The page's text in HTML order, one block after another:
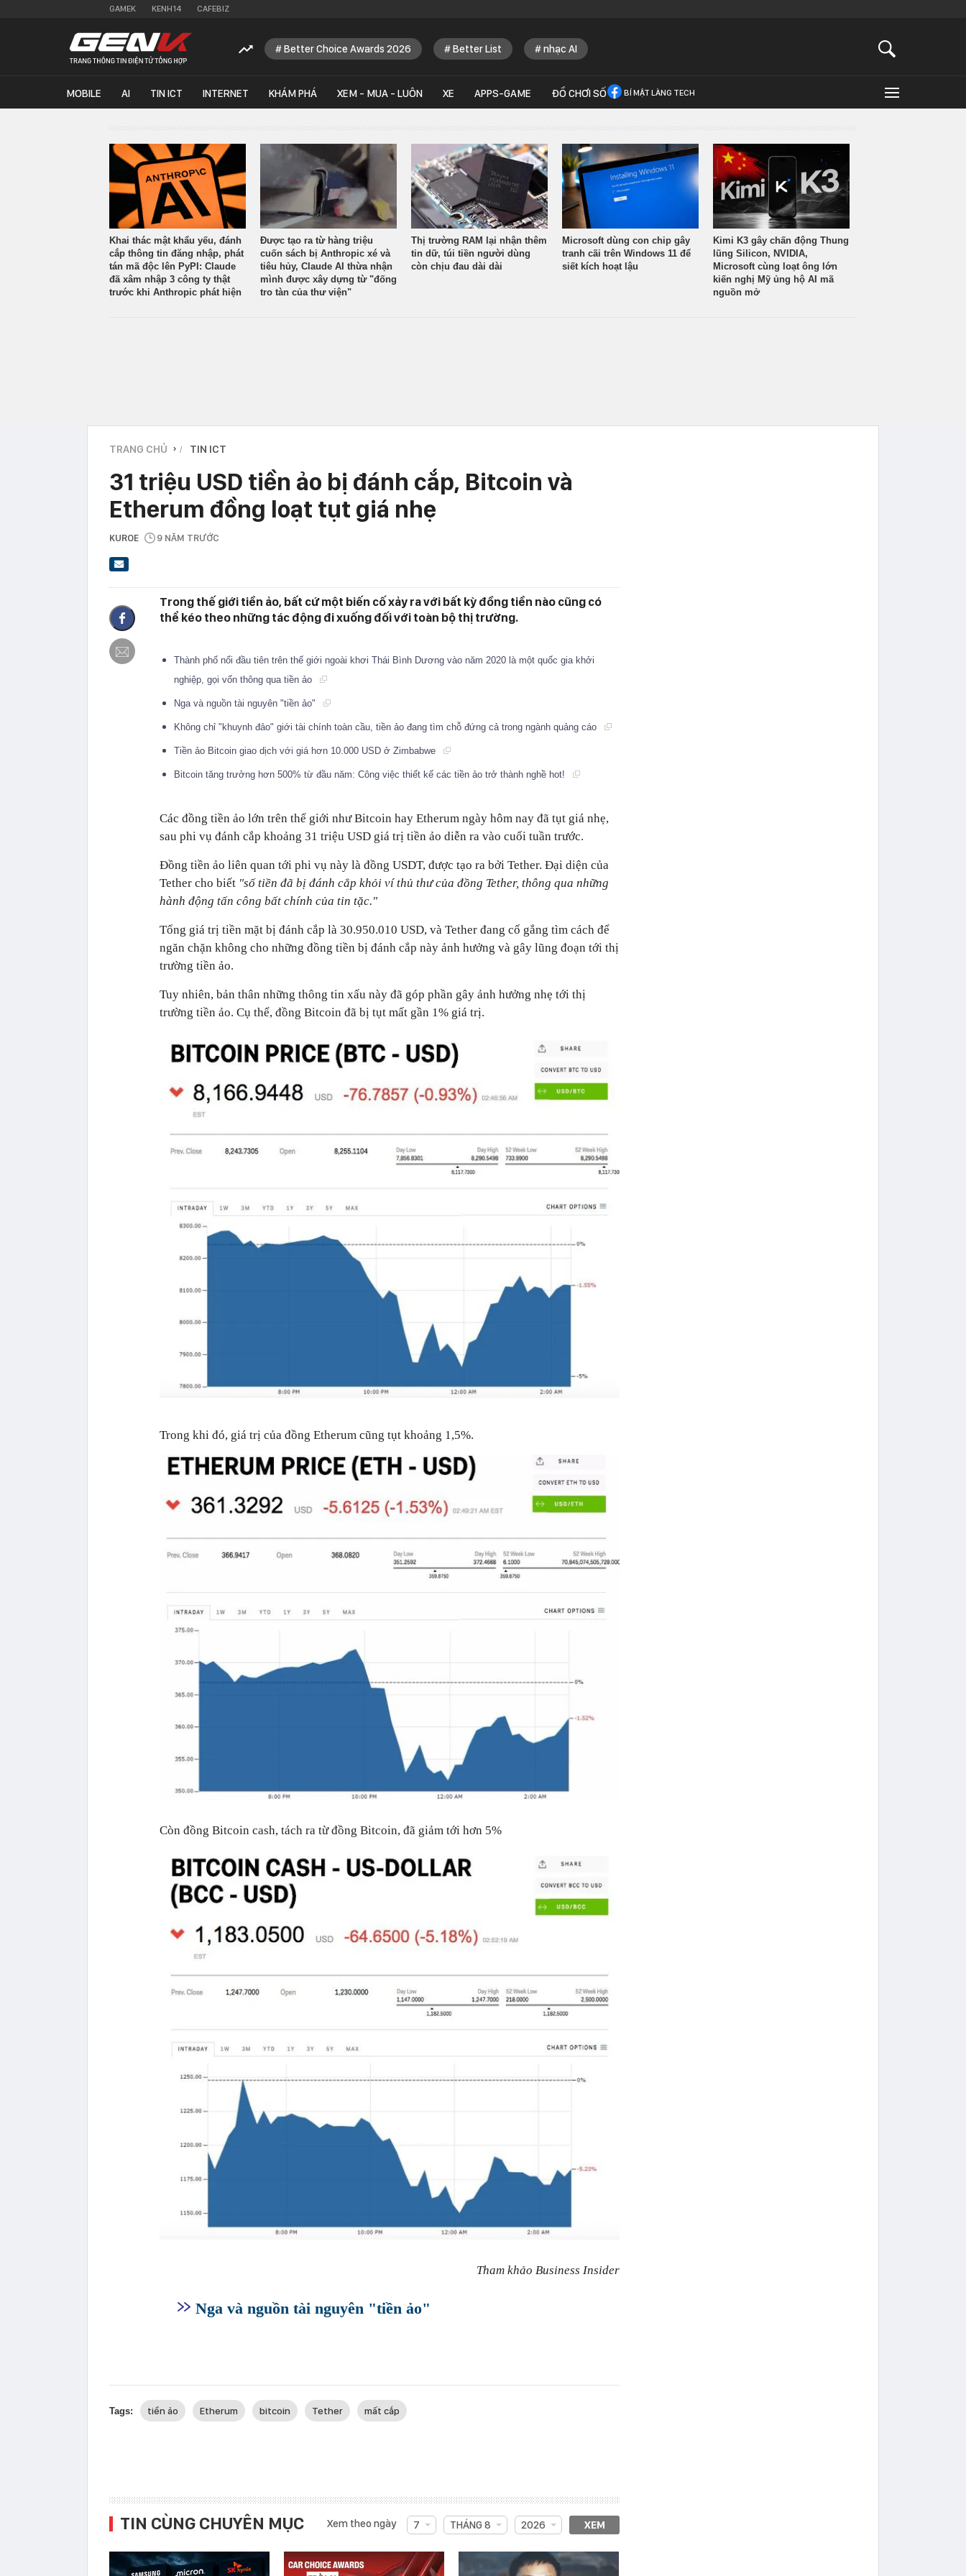
GAMEK KENH14 CAFEBIZ
Better Choice Awards 2026 Better List nhạc AI
MOBILE AI TIN ICT INTERNET KHÁM PHÁ XEM - MUA - LUÔN XE APPS-GAME ĐỒ CHƠI SỐ BÍ MẬT LÀNG TECH
Khai thác mật khẩu yếu, đánh
cắp thông tin đăng nhập, phát
tán mã độc lên PyPI: Claude
đã xâm nhập 3 công ty thật
trước khi Anthropic phát hiện
Được tạo ra từ hàng triệu
cuốn sách bị Anthropic xé và
tiêu hủy, Claude AI thừa nhận
mình được xây dựng từ "đống
tro tàn của thư viện"
Thị trường RAM lại nhận thêm
tin dữ, túi tiền người dùng
còn chịu đau dài dài
Microsoft dùng con chip gây
tranh cãi trên Windows 11 để
siết kích hoạt lậu
Kimi K3 gây chấn động Thung
lũng Silicon, NVIDIA,
Microsoft cùng loạt ông lớn
kiến nghị Mỹ ủng hộ AI mã
nguồn mở
TRANG CHỦ › TIN ICT
31 triệu USD tiền ảo bị đánh cắp, Bitcoin và
Etherum đồng loạt tụt giá nhẹ
KUROE 9 NĂM TRƯỚC
Trong thế giới tiền ảo, bất cứ một biến cố xảy ra với bất kỳ đồng tiền nào cũng có
thể kéo theo những tác động đi xuống đối với toàn bộ thị trường.
Thành phố nổi đầu tiên trên thế giới ngoài khơi Thái Bình Dương vào năm 2020 là một quốc gia khởi
nghiệp, gọi vốn thông qua tiền ảo
Nga và nguồn tài nguyên "tiền ảo"
Không chỉ "khuynh đảo" giới tài chính toàn cầu, tiền ảo đang tìm chỗ đứng cả trong ngành quảng cáo
Tiền ảo Bitcoin giao dịch với giá hơn 10.000 USD ở Zimbabwe
Bitcoin tăng trưởng hơn 500% từ đầu năm: Công việc thiết kế các tiền ảo trở thành nghề hot!
Các đồng tiền ảo lớn trên thế giới như Bitcoin hay Etherum ngày hôm nay đã tụt giá nhẹ,
sau phi vụ đánh cắp khoảng 31 triệu USD giá trị tiền ảo diễn ra vào cuối tuần trước.
Đồng tiền ảo liên quan tới phi vụ này là đồng USDT, được tạo ra bởi Tether. Đại diện của
Tether cho biết "số tiền đã bị đánh cắp khỏi ví thủ thư của đồng Tether, thông qua những
hành động tấn công bất chính của tin tặc."
Tổng giá trị tiền mặt bị đánh cắp là 30.950.010 USD, và Tether đang cố gắng tìm cách để
ngăn chặn không cho những đồng tiền bị đánh cắp này ảnh hưởng và gây lũng đoạn tới thị
trường tiền ảo.
Tuy nhiên, bản thân những thông tin xấu này đã góp phần gây ảnh hưởng nhẹ tới thị
trường tiền ảo. Cụ thể, đồng Bitcoin đã bị tụt mất gần 1% giá trị.
Trong khi đó, giá trị của đồng Etherum cũng tụt khoảng 1,5%.
Còn đồng Bitcoin cash, tách ra từ đồng Bitcoin, đã giảm tới hơn 5%
Tham khảo Business Insider
Nga và nguồn tài nguyên "tiền ảo"
Tags: tiền ảo Etherum bitcoin Tether mất cắp
TIN CÙNG CHUYÊN MỤC Xem theo ngày 7 THÁNG 8 2026 XEM